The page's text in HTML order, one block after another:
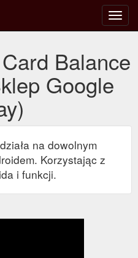
Balance
Google
na dowolnym
Korzystając z
i funkcji.